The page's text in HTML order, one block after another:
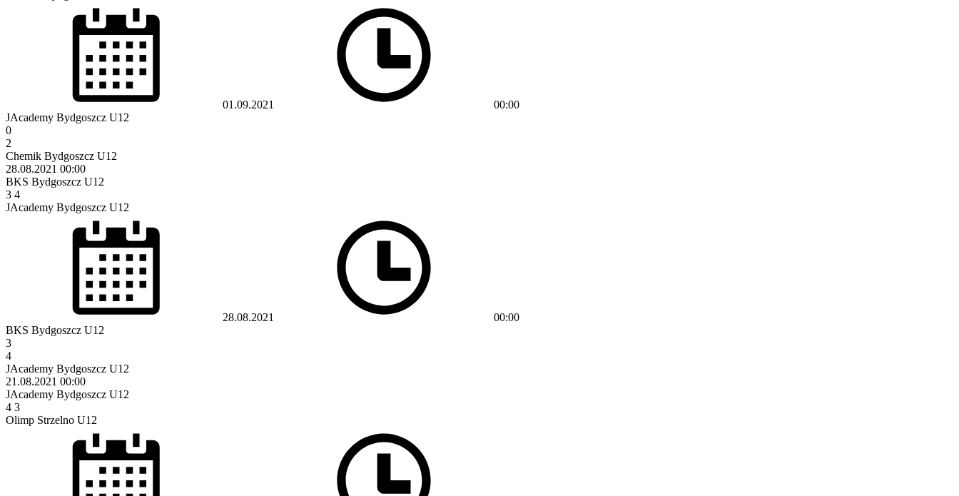
01.09.2021
00:00
JAcademy Bydgoszcz U12
0
2
Chemik Bydgoszcz U12
28.08.2021 00:00
BKS Bydgoszcz U12
3 4
JAcademy Bydgoszcz U12
28.08.2021
00:00
BKS Bydgoszcz U12
3
4
JAcademy Bydgoszcz U12
21.08.2021 00:00
JAcademy Bydgoszcz U12
4 3
Olimp Strzelno U12